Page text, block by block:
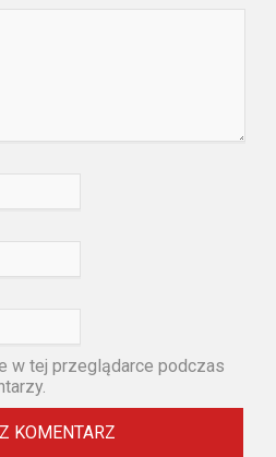
w tej przeglądarce podczas